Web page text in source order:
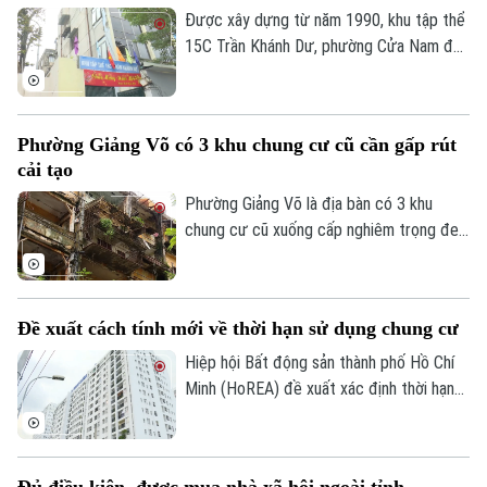
Golf
Sao
Điện ảnh
Thời trang
Âm nhạc
Đã phát sóng
Được xây dựng từ năm 1990, khu tập thể
15C Trần Khánh Dư, phường Cửa Nam đã
nhiều hạng mục của công trình đã xuống
sinh hoạt của cư dân.
Phường Giảng Võ có 3 khu chung cư cũ cần gấp rút
cải tạo
Phường Giảng Võ là địa bàn có 3 khu
chung cư cũ xuống cấp nghiêm trọng đe
cần cải tạo của Thủ đô.
Đề xuất cách tính mới về thời hạn sử dụng chung cư
Hiệp hội Bất động sản thành phố Hồ Chí
Minh (HoREA) đề xuất xác định thời hạn